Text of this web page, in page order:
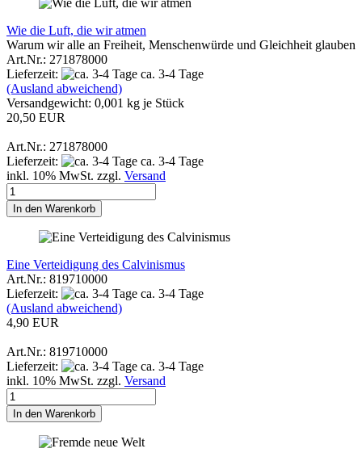
Wie die Luft, die wir atmen
Warum wir alle an Freiheit, Menschenwürde und Gleichheit glauben
Art.Nr.: 271878000
Lieferzeit:
ca. 3-4 Tage
(Ausland abweichend)
Versandgewicht: 0,001 kg je Stück
20,50 EUR
Art.Nr.: 271878000
Lieferzeit:
ca. 3-4 Tage
inkl. 10% MwSt. zzgl. Versand
In den Warenkorb
Eine Verteidigung des Calvinismus
Art.Nr.: 819710000
Lieferzeit:
ca. 3-4 Tage
(Ausland abweichend)
4,90 EUR
Art.Nr.: 819710000
Lieferzeit:
ca. 3-4 Tage
inkl. 10% MwSt. zzgl. Versand
In den Warenkorb